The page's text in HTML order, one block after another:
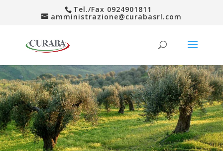
Tel./Fax 0924901811
amministrazione@curabasrl.com